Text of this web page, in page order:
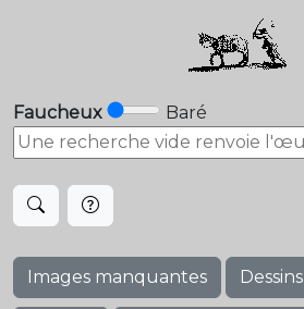
Faucheux Baré
Images manquantes Dessins